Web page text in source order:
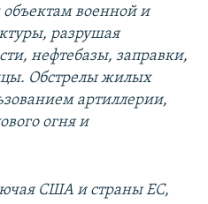
военной и
разрушая
нефтебазы, заправки,
Обстрелы жилых
артиллерии,
огня и
США и страны ЕС,